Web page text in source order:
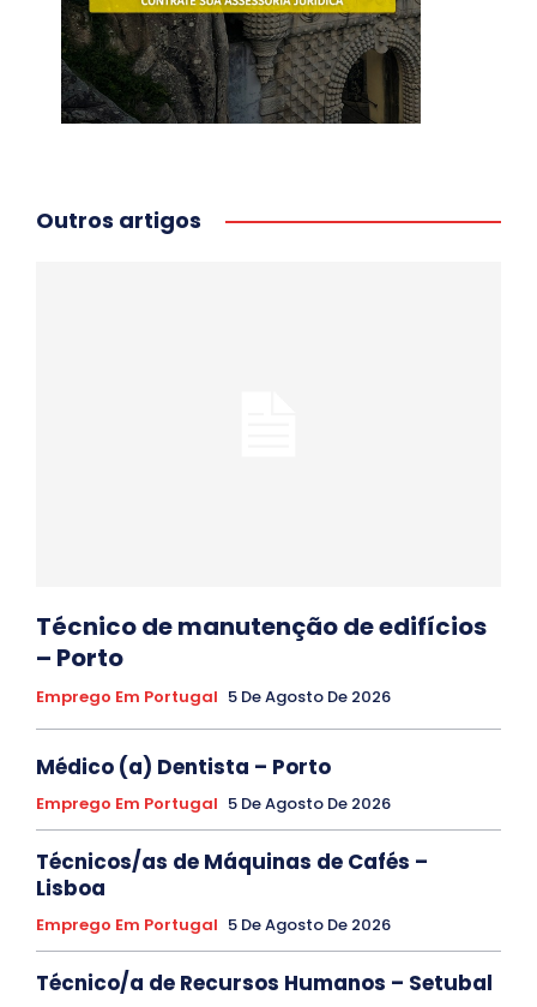
Outros artigos
Técnico de manutenção de edifícios
– Porto
Emprego Em Portugal 5 De Agosto De 2026
Médico (a) Dentista – Porto
Emprego Em Portugal 5 De Agosto De 2026
Técnicos/as de Máquinas de Cafés –
Lisboa
Emprego Em Portugal 5 De Agosto De 2026
Técnico/a de Recursos Humanos – Setubal